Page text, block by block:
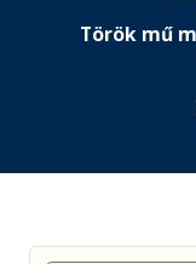
Török mű